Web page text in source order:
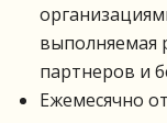
выполняемая
партнеров и
Ежемесячно